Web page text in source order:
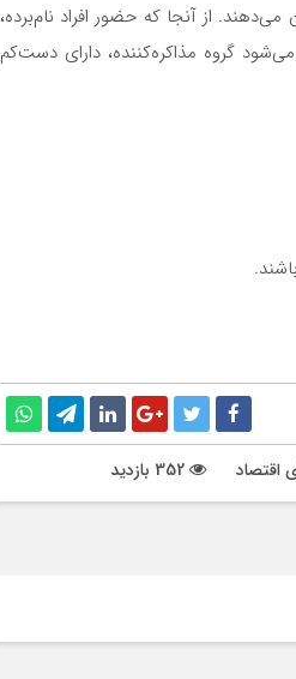
از آنجا که حضور افراد نام‌برده،
گروه مذاکره‌کننده، دارای دست‌کم
اقتصاد